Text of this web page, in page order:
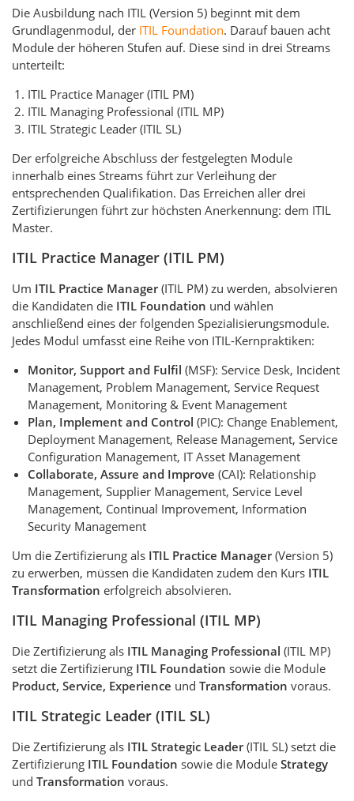
Die Ausbildung nach ITIL (Version 5) beginnt mit dem
Grundlagenmodul, der ITIL Foundation. Darauf bauen acht
Module der höheren Stufen auf. Diese sind in drei Streams
unterteilt:
ITIL Practice Manager (ITIL PM)
ITIL Managing Professional (ITIL MP)
ITIL Strategic Leader (ITIL SL)
Der erfolgreiche Abschluss der festgelegten Module
innerhalb eines Streams führt zur Verleihung der
entsprechenden Qualifikation. Das Erreichen aller drei
Zertifizierungen führt zur höchsten Anerkennung: dem ITIL
Master.
ITIL Practice Manager (ITIL PM)
Um ITIL Practice Manager(ITIL PM) zu werden, absolvieren
die Kandidaten die ITIL Foundation und wählen
anschließend eines der folgenden Spezialisierungsmodule.
Jedes Modul umfasst eine Reihe von ITIL-Kernpraktiken:
Monitor, Support and Fulfil (MSF): Service Desk, Incident
Management, Problem Management, Service Request
Management, Monitoring & Event Management
Plan, Implement and Control (PIC): Change Enablement,
Deployment Management, Release Management, Service
Configuration Management, IT Asset Management
Collaborate, Assure and Improve (CAI): Relationship
Management, Supplier Management, Service Level
Management, Continual Improvement, Information
Security Management
Um die Zertifizierung als ITIL Practice Manager(Version 5)
zu erwerben, müssen die Kandidaten zudem den Kurs ITIL
Transformation erfolgreich absolvieren.
ITIL Managing Professional (ITIL MP)
Die Zertifizierung als ITIL Managing Professional (ITIL MP)
setzt die Zertifizierung ITIL Foundation sowie die Module
Product, Service, Experience und Transformation voraus.
ITIL Strategic Leader (ITIL SL)
Die Zertifizierung als ITIL Strategic Leader(ITIL SL) setzt die
Zertifizierung ITIL Foundation sowie die Module Strategy
und Transformation voraus.